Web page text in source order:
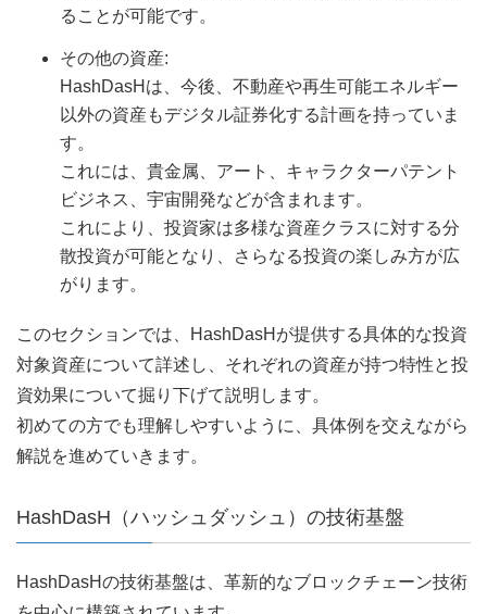
ることが可能です。
その他の資産:
HashDasHは、今後、不動産や再生可能エネルギー
以外の資産もデジタル証券化する計画を持っていま
す。
これには、貴金属、アート、キャラクターパテント
ビジネス、宇宙開発などが含まれます。
これにより、投資家は多様な資産クラスに対する分
散投資が可能となり、さらなる投資の楽しみ方が広
がります。
このセクションでは、HashDasHが提供する具体的な投資
対象資産について詳述し、それぞれの資産が持つ特性と投
資効果について掘り下げて説明します。
初めての方でも理解しやすいように、具体例を交えながら
解説を進めていきます。
HashDasH（ハッシュダッシュ）の技術基盤
HashDasHの技術基盤は、革新的なブロックチェーン技術